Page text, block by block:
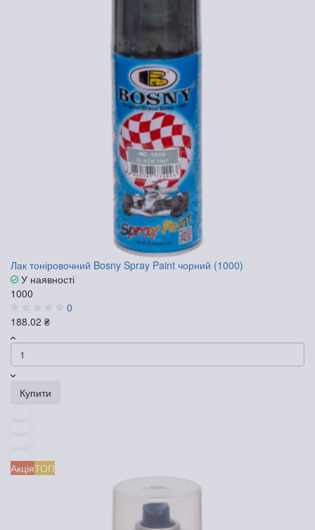
Лак тоніровочний Bosny Spray Paint чорний (1000)
У наявності
1000
0
188.02 ₴
Купити
АкціяТОП